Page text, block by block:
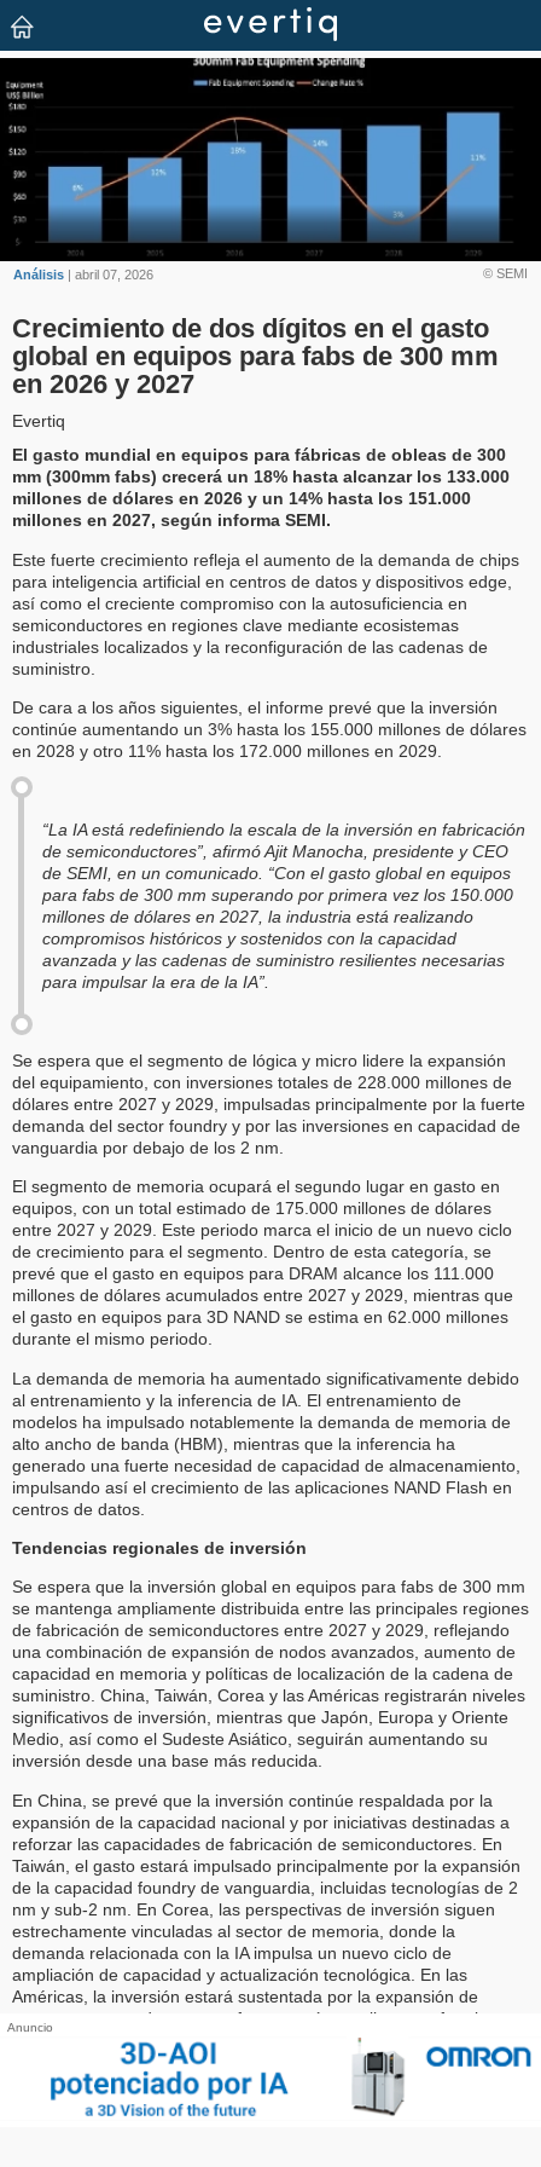
© SEMI
Análisis | abril 07, 2026
Crecimiento de dos dígitos en el gasto
global en equipos para fabs de 300 mm
en 2026 y 2027
Evertiq
El gasto mundial en equipos para fábricas de obleas de 300
mm (300mm fabs) crecerá un 18% hasta alcanzar los 133.000
millones de dólares en 2026 y un 14% hasta los 151.000
millones en 2027, según informa SEMI.
Este fuerte crecimiento refleja el aumento de la demanda de chips
para inteligencia artificial en centros de datos y dispositivos edge,
así como el creciente compromiso con la autosuficiencia en
semiconductores en regiones clave mediante ecosistemas
industriales localizados y la reconfiguración de las cadenas de
suministro.
De cara a los años siguientes, el informe prevé que la inversión
continúe aumentando un 3% hasta los 155.000 millones de dólares
en 2028 y otro 11% hasta los 172.000 millones en 2029.
“La IA está redefiniendo la escala de la inversión en fabricación
de semiconductores”, afirmó Ajit Manocha, presidente y CEO
de SEMI, en un comunicado. “Con el gasto global en equipos
para fabs de 300 mm superando por primera vez los 150.000
millones de dólares en 2027, la industria está realizando
compromisos históricos y sostenidos con la capacidad
avanzada y las cadenas de suministro resilientes necesarias
para impulsar la era de la IA”.
Se espera que el segmento de lógica y micro lidere la expansión
del equipamiento, con inversiones totales de 228.000 millones de
dólares entre 2027 y 2029, impulsadas principalmente por la fuerte
demanda del sector foundry y por las inversiones en capacidad de
vanguardia por debajo de los 2 nm.
El segmento de memoria ocupará el segundo lugar en gasto en
equipos, con un total estimado de 175.000 millones de dólares
entre 2027 y 2029. Este periodo marca el inicio de un nuevo ciclo
de crecimiento para el segmento. Dentro de esta categoría, se
prevé que el gasto en equipos para DRAM alcance los 111.000
millones de dólares acumulados entre 2027 y 2029, mientras que
el gasto en equipos para 3D NAND se estima en 62.000 millones
durante el mismo periodo.
La demanda de memoria ha aumentado significativamente debido
al entrenamiento y la inferencia de IA. El entrenamiento de
modelos ha impulsado notablemente la demanda de memoria de
alto ancho de banda (HBM), mientras que la inferencia ha
generado una fuerte necesidad de capacidad de almacenamiento,
impulsando así el crecimiento de las aplicaciones NAND Flash en
centros de datos.
Tendencias regionales de inversión
Se espera que la inversión global en equipos para fabs de 300 mm
se mantenga ampliamente distribuida entre las principales regiones
de fabricación de semiconductores entre 2027 y 2029, reflejando
una combinación de expansión de nodos avanzados, aumento de
capacidad en memoria y políticas de localización de la cadena de
suministro. China, Taiwán, Corea y las Américas registrarán niveles
significativos de inversión, mientras que Japón, Europa y Oriente
Medio, así como el Sudeste Asiático, seguirán aumentando su
inversión desde una base más reducida.
En China, se prevé que la inversión continúe respaldada por la
expansión de la capacidad nacional y por iniciativas destinadas a
reforzar las capacidades de fabricación de semiconductores. En
Taiwán, el gasto estará impulsado principalmente por la expansión
de la capacidad foundry de vanguardia, incluidas tecnologías de 2
nm y sub-2 nm. En Corea, las perspectivas de inversión siguen
estrechamente vinculadas al sector de memoria, donde la
demanda relacionada con la IA impulsa un nuevo ciclo de
ampliación de capacidad y actualización tecnológica. En las
Américas, la inversión estará sustentada por la expansión de
procesos avanzados y por esfuerzos más amplios para fortalecer
los ecosistemas de fabricación nacionales.
Anuncio